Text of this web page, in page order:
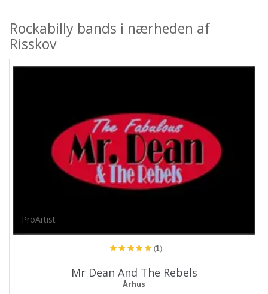
Rockabilly bands i nærheden af
Risskov
ProArtist
(1)
Mr Dean And The Rebels
Århus